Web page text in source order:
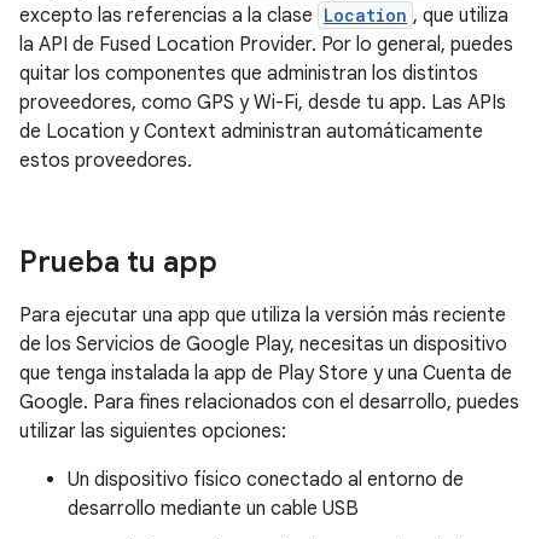
excepto las referencias a la clase Location , que utiliza
la API de Fused Location Provider. Por lo general, puedes
quitar los componentes que administran los distintos
proveedores, como GPS y Wi-Fi, desde tu app. Las APIs
de Location y Context administran automáticamente
estos proveedores.
Prueba tu app
Para ejecutar una app que utiliza la versión más reciente
de los Servicios de Google Play, necesitas un dispositivo
que tenga instalada la app de Play Store y una Cuenta de
Google. Para fines relacionados con el desarrollo, puedes
utilizar las siguientes opciones:
Un dispositivo físico conectado al entorno de
desarrollo mediante un cable USB